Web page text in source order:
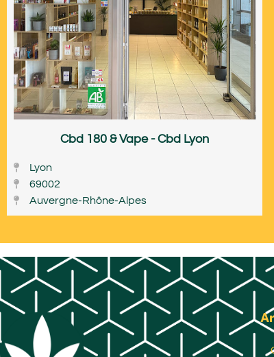
Cbd 180 & Vape - Cbd Lyon
Lyon
69002
Auvergne-Rhône-Alpes